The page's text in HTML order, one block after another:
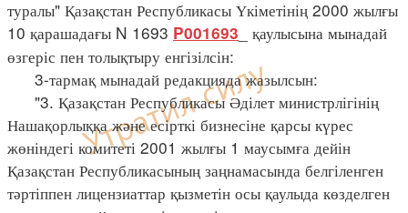
туралы" Қазақстан Республикасы Үкіметінің 2000 жылғы
10 қарашадағы N 1693 P001693 _ қаулысына мынадай
өзгеріс пен толықтыру енгізілсін:
3-тармақ мынадай редакцияда жазылсын:
"3. Қазақстан Республикасы Әділет министрлігінің
Нашақорлыққа және есірткі бизнесіне қарсы күрес
жөніндегі комитеті 2001 жылғы 1 маусымға дейін
Қазақстан Республикасының заңнамасында белгіленген
тәртіппен лицензиаттар қызметін осы қаулыда көзделген